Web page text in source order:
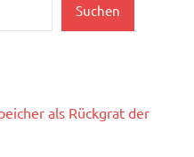
Suchen
als Rückgrat der